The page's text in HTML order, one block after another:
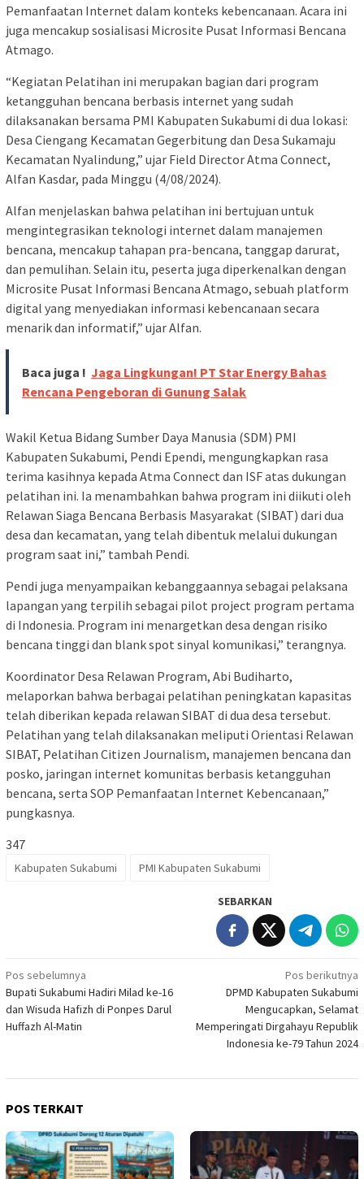
Pemanfaatan Internet dalam konteks kebencanaan. Acara ini
juga mencakup sosialisasi Microsite Pusat Informasi Bencana
Atmago.
“Kegiatan Pelatihan ini merupakan bagian dari program
ketangguhan bencana berbasis internet yang sudah
dilaksanakan bersama PMI Kabupaten Sukabumi di dua lokasi:
Desa Ciengang Kecamatan Gegerbitung dan Desa Sukamaju
Kecamatan Nyalindung,” ujar Field Director Atma Connect,
Alfan Kasdar, pada Minggu (4/08/2024).
Alfan menjelaskan bahwa pelatihan ini bertujuan untuk
mengintegrasikan teknologi internet dalam manajemen
bencana, mencakup tahapan pra-bencana, tanggap darurat,
dan pemulihan. Selain itu, peserta juga diperkenalkan dengan
Microsite Pusat Informasi Bencana Atmago, sebuah platform
digital yang menyediakan informasi kebencanaan secara
menarik dan informatif,” ujar Alfan.
Baca juga ! Jaga Lingkungan! PT Star Energy Bahas
Rencana Pengeboran di Gunung Salak
Wakil Ketua Bidang Sumber Daya Manusia (SDM) PMI
Kabupaten Sukabumi, Pendi Ependi, mengungkapkan rasa
terima kasihnya kepada Atma Connect dan ISF atas dukungan
pelatihan ini. Ia menambahkan bahwa program ini diikuti oleh
Relawan Siaga Bencana Berbasis Masyarakat (SIBAT) dari dua
desa dan kecamatan, yang telah dibentuk melalui dukungan
program saat ini,” tambah Pendi.
Pendi juga menyampaikan kebanggaannya sebagai pelaksana
lapangan yang terpilih sebagai pilot project program pertama
di Indonesia. Program ini menargetkan desa dengan risiko
bencana tinggi dan blank spot sinyal komunikasi,” terangnya.
Koordinator Desa Relawan Program, Abi Budiharto,
melaporkan bahwa berbagai pelatihan peningkatan kapasitas
telah diberikan kepada relawan SIBAT di dua desa tersebut.
Pelatihan yang telah dilaksanakan meliputi Orientasi Relawan
SIBAT, Pelatihan Citizen Journalism, manajemen bencana dan
posko, jaringan internet komunitas berbasis ketangguhan
bencana, serta SOP Pemanfaatan Internet Kebencanaan,”
pungkasnya.
347
Kabupaten Sukabumi PMI Kabupaten Sukabumi
SEBARKAN
Navigasi
pos
Pos sebelumnya
Bupati Sukabumi Hadiri Milad ke-16
dan Wisuda Hafizh di Ponpes Darul
Huffazh Al-Matin
Pos berikutnya
DPMD Kabupaten Sukabumi
Mengucapkan, Selamat
Memperingati Dirgahayu Republik
Indonesia ke-79 Tahun 2024
POS TERKAIT